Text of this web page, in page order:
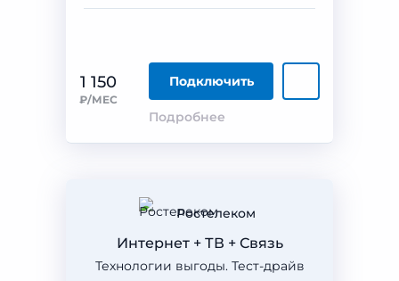
1 150
₽/МЕС
Подключить
Подробнее
Ростелеком
Технологии выгоды. Тест-драйв
Интернет + ТВ + Связь